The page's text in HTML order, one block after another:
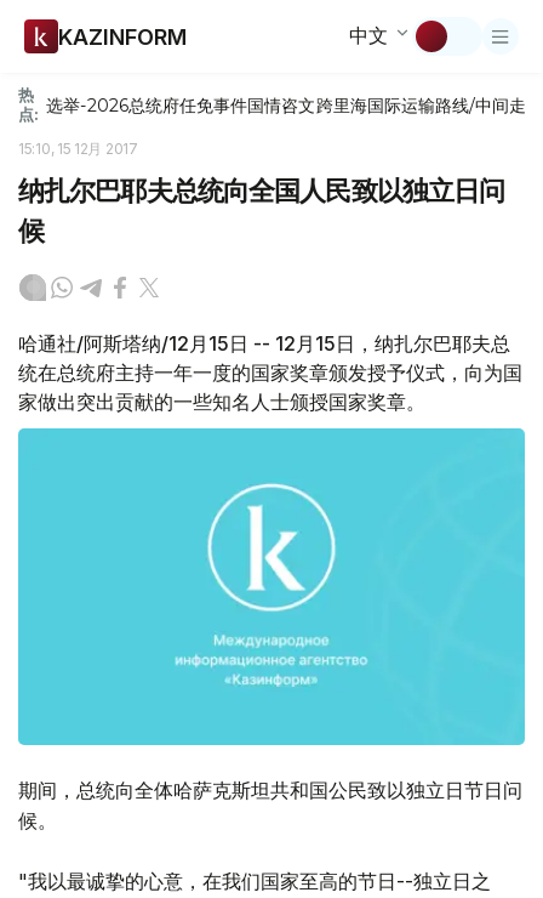
KAZINFORM 中文
热
点: 选举-2026总统府任免事件国情咨文跨里海国际运输路线/中间走廊
15:10, 15 12月 2017
纳扎尔巴耶夫总统向全国人民致以独立日问
候
哈通社/阿斯塔纳/12月15日 -- 12月15日，纳扎尔巴耶夫总
统在总统府主持一年一度的国家奖章颁发授予仪式，向为国
家做出突出贡献的一些知名人士颁授国家奖章。
期间，总统向全体哈萨克斯坦共和国公民致以独立日节日问
候。
"我以最诚挚的心意，在我们国家至高的节日--独立日之